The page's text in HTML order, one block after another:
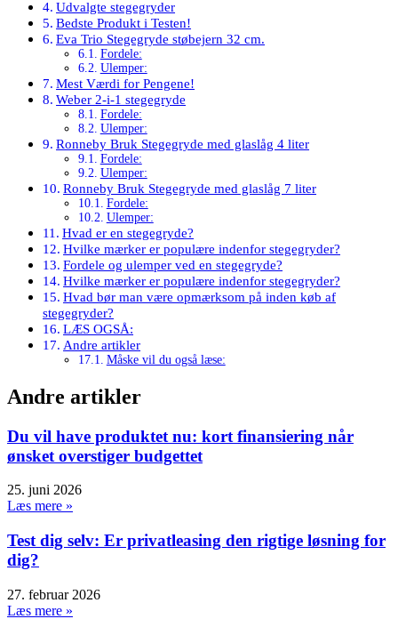
Udvalgte stegegryder
Bedste Produkt i Testen!
Eva Trio Stegegryde støbejern 32 cm.
Fordele:
Ulemper:
Mest Værdi for Pengene!
Weber 2-i-1 stegegryde
Fordele:
Ulemper:
Ronneby Bruk Stegegryde med glaslåg 4 liter
Fordele:
Ulemper:
Ronneby Bruk Stegegryde med glaslåg 7 liter
Fordele:
Ulemper:
Hvad er en stegegryde?
Hvilke mærker er populære indenfor stegegryder?
Fordele og ulemper ved en stegegryde?
Hvilke mærker er populære indenfor stegegryder?
Hvad bør man være opmærksom på inden køb af
stegegryder?
LÆS OGSÅ:
Andre artikler
Måske vil du også læse:
Andre artikler
Du vil have produktet nu: kort finansiering når
ønsket overstiger budgettet
25. juni 2026
Læs mere »
Test dig selv: Er privatleasing den rigtige løsning for
dig?
27. februar 2026
Læs mere »